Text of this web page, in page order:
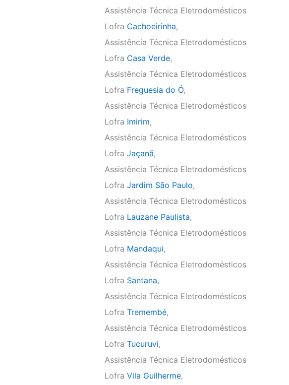
Assistência Técnica Eletrodomésticos
Lofra Cachoeirinha,
Assistência Técnica Eletrodomésticos
Lofra Casa Verde,
Assistência Técnica Eletrodomésticos
Lofra Freguesia do Ó,
Assistência Técnica Eletrodomésticos
Lofra Imirim,
Assistência Técnica Eletrodomésticos
Lofra Jaçanã,
Assistência Técnica Eletrodomésticos
Lofra Jardim São Paulo,
Assistência Técnica Eletrodomésticos
Lofra Lauzane Paulista,
Assistência Técnica Eletrodomésticos
Lofra Mandaqui,
Assistência Técnica Eletrodomésticos
Lofra Santana,
Assistência Técnica Eletrodomésticos
Lofra Tremembé,
Assistência Técnica Eletrodomésticos
Lofra Tucuruvi,
Assistência Técnica Eletrodomésticos
Lofra Vila Guilherme,